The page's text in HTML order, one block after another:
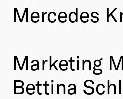
Mercedes
Marketing
Bettina